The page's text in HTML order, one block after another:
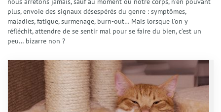
plus, envoie des signaux désespérés du genre : symptômes,
maladies, fatigue, surmenage, burn-out… Mais lorsque l’on y
réfléchit, attendre de se sentir mal pour se faire du bien, c’est un
peu… bizarre non ?